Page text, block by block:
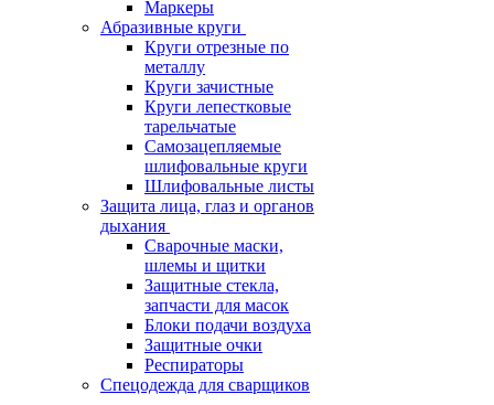
Маркеры
Абразивные круги
Круги отрезные по
металлу
Круги зачистные
Круги лепестковые
тарельчатые
Самозацепляемые
шлифовальные круги
Шлифовальные листы
Защита лица, глаз и органов
дыхания
Сварочные маски,
шлемы и щитки
Защитные стекла,
запчасти для масок
Блоки подачи воздуха
Защитные очки
Респираторы
Спецодежда для сварщиков